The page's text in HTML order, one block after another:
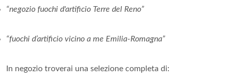
“negozio fuochi d'artificio Terre del Reno”
“fuochi d’artificio vicino a me Emilia-Romagna”
In negozio troverai una selezione completa di: